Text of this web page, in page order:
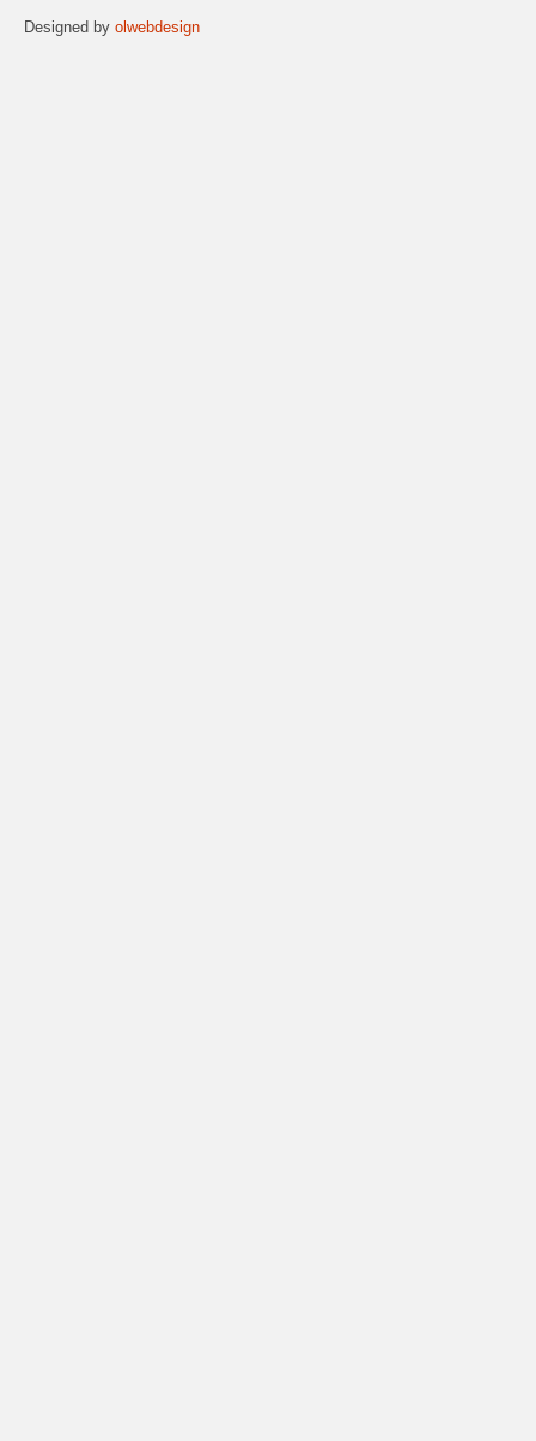
Designed by olwebdesign